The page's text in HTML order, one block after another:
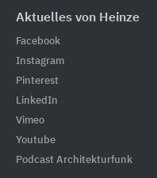
Aktuelles von Heinze
Facebook
Instagram
Pinterest
LinkedIn
Vimeo
Youtube
Podcast Architekturfunk